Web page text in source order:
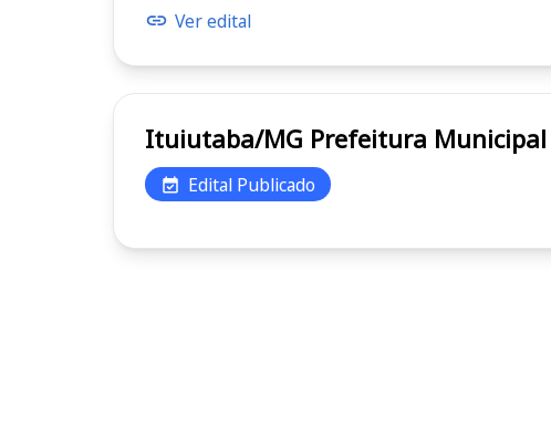
Ver edital
Ituiutaba/MG Prefeitura
Edital Publicado